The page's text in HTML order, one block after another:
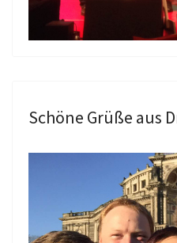
Schöne Grüße aus